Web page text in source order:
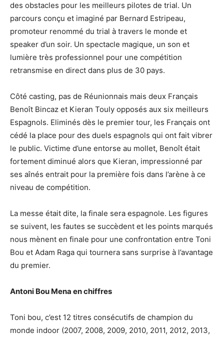
des obstacles pour les meilleurs pilotes de trial. Un
parcours conçu et imaginé par Bernard Estripeau,
promoteur renommé du trial à travers le monde et
speaker d’un soir. Un spectacle magique, un son et
lumière très professionnel pour une compétition
retransmise en direct dans plus de 30 pays.
Côté casting, pas de Réunionnais mais deux Français
Benoît Bincaz et Kieran Touly opposés aux six meilleurs
Espagnols. Eliminés dès le premier tour, les Français ont
cédé la place pour des duels espagnols qui ont fait vibrer
le public. Victime d’une entorse au mollet, Benoît était
fortement diminué alors que Kieran, impressionné par
ses aînés entrait pour la première fois dans l’arène à ce
niveau de compétition.
La messe était dite, la finale sera espagnole. Les figures
se suivent, les fautes se succèdent et les points marqués
nous mènent en finale pour une confrontation entre Toni
Bou et Adam Raga qui tournera sans surprise à l’avantage
du premier.
Antoni Bou Mena en chiffres
Toni bou, c’est 12 titres consécutifs de champion du
monde indoor (2007, 2008, 2009, 2010, 2011, 2012, 2013,